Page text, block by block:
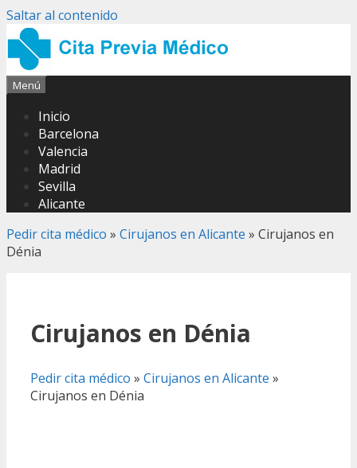
Saltar al contenido
Menú
Inicio
Barcelona
Valencia
Madrid
Sevilla
Alicante
Pedir cita médico » Cirujanos en Alicante » Cirujanos en
Dénia
Cirujanos en Dénia
Pedir cita médico » Cirujanos en Alicante »
Cirujanos en Dénia